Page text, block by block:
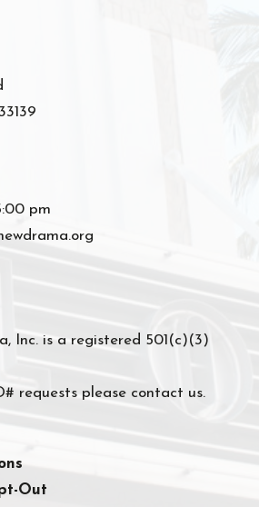
pm
Inc. is a registered 501(c)(3)
requests please contact us.
Out